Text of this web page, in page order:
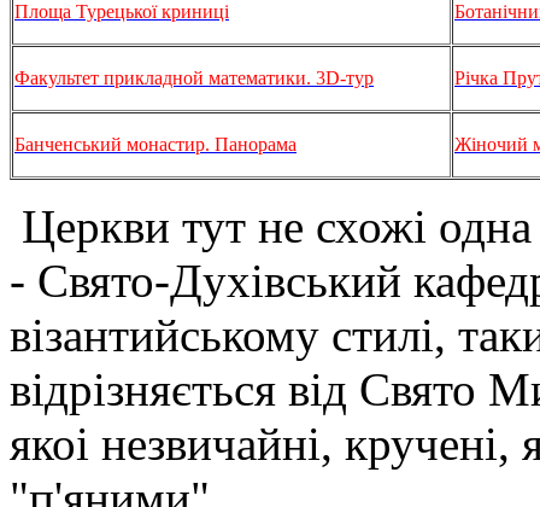
Площа Турецької криниці
Факультет прикладной математики. 3D-тур Річка
Банченський монастир. Панорама Жіночий
Церкви тут не схожі
- Свято-Духівський
візантийському стилі,
відрізняється від Свято
якоі незвичайні, кручені,